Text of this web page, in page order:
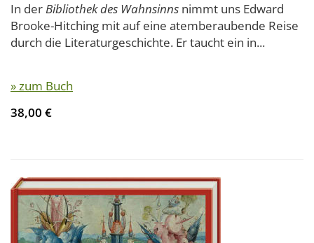
In derBibliothek des Wahnsinns nimmt uns Edward
Brooke-Hitching mit auf eine atemberaubende Reise
durch die Literaturgeschichte. Er taucht ein in...
» zum Buch
38,00 €